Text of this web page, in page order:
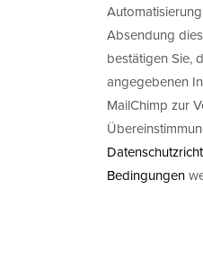
Absendung
bestätigen Sie,
angegebenen
MailChimp zur
Bedingungen